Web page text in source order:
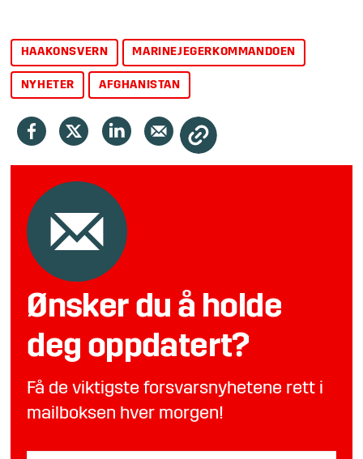
HAAKONSVERN MARINEJEGERKOMMANDOEN
NYHETER AFGHANISTAN
Ønsker du å holde
deg oppdatert?
Få de viktigste forsvarsnyhetene rett i
mailboksen hver morgen!